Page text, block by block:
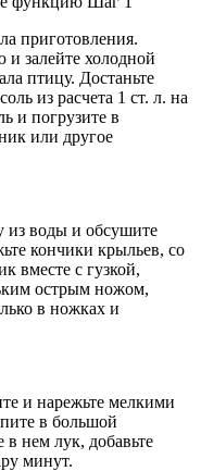
приготовления.
залейте холодной
птицу. Достаньте
из расчета 1 ст. л. на
и погрузите в
или другое
из воды и обсушите
кончики крыльев, со
вместе с гузкой,
острым ножом,
в ножках и
и нарежьте мелкими
в большой
в нем лук, добавьте
минут.